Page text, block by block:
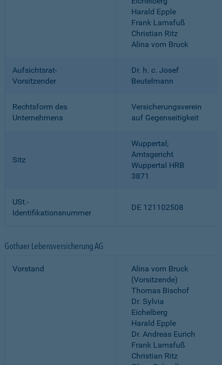
Harald Epple
Frank Lamsfuß
Christian Ritz
Alina vom Bruck
Aufsichtsrat-
Vorsitzender
Dr. h. c. Josef
Beutelmann
Rechtsform des
Unternehmens
Versicherungsverein
auf Gegenseitigkeit
Sitz
Wuppertal;
Amtsgericht
Wuppertal HRB
3871
USt.-
Identifikationsnummer
DE 121102508
Gothaer Lebensversicherung AG
Vorstand
Alina vom Bruck
(Vorsitzende)
Thomas Bischof
Dr. Sylvia
Eichelberg
Harald Epple
Dr. Andreas Eurich
Frank Lamsfuß
Christian Ritz